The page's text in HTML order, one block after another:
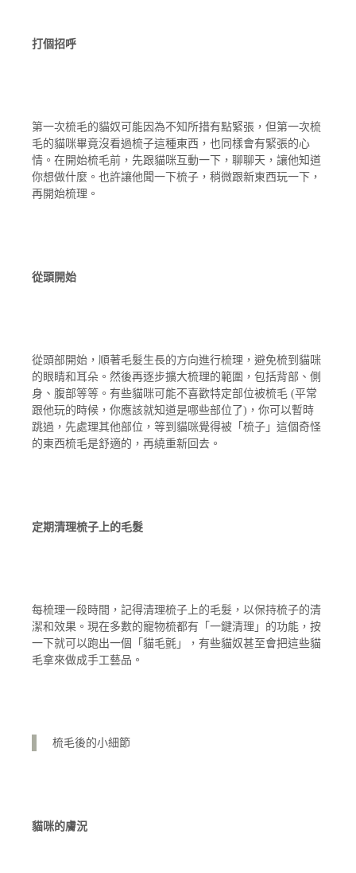
打個招呼
第一次梳毛的貓奴可能因為不知所措有點緊張，但第一次梳
毛的貓咪畢竟沒看過梳子這種東西，也同樣會有緊張的心
情。在開始梳毛前，先跟貓咪互動一下，聊聊天，讓他知道
你想做什麼。也許讓他聞一下梳子，稍微跟新東西玩一下，
再開始梳理。
從頭開始
從頭部開始，順著毛髮生長的方向進行梳理，避免梳到貓咪
的眼睛和耳朵。然後再逐步擴大梳理的範圍，包括背部、側
身、腹部等等。有些貓咪可能不喜歡特定部位被梳毛 (平常
跟他玩的時候，你應該就知道是哪些部位了)，你可以暫時
跳過，先處理其他部位，等到貓咪覺得被「梳子」這個奇怪
的東西梳毛是舒適的，再繞重新回去。
定期清理梳子上的毛髮
每梳理一段時間，記得清理梳子上的毛髮，以保持梳子的清
潔和效果。現在多數的寵物梳都有「一鍵清理」的功能，按
一下就可以跑出一個「貓毛氈」，有些貓奴甚至會把這些貓
毛拿來做成手工藝品。
梳毛後的小細節
貓咪的膚況